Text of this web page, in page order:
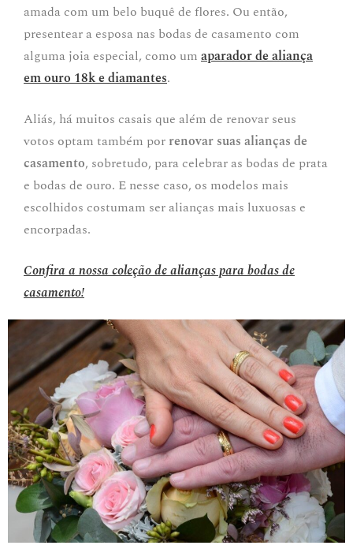
amada com um belo buquê de flores. Ou então,
presentear a esposa nas bodas de casamento com
alguma joia especial, como um aparador de aliança
em ouro 18k e diamantes.
Aliás, há muitos casais que além de renovar seus
votos optam também por renovar suas alianças de
casamento, sobretudo, para celebrar as bodas de prata
e bodas de ouro. E nesse caso, os modelos mais
escolhidos costumam ser alianças mais luxuosas e
encorpadas.
Confira a nossa coleção de alianças para bodas de
casamento!